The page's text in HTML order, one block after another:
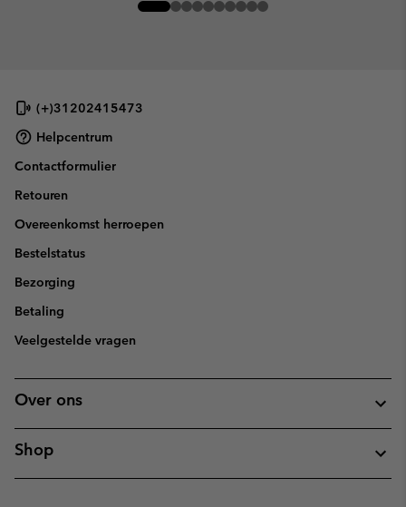
(+)31202415473
Helpcentrum
Contactformulier
Retouren
Overeenkomst herroepen
Bestelstatus
Bezorging
Betaling
Veelgestelde vragen
Over ons
Shop